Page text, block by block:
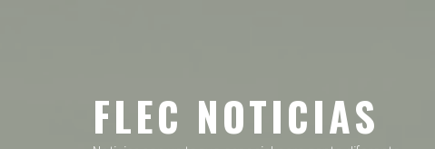
FLEC NOTICIAS